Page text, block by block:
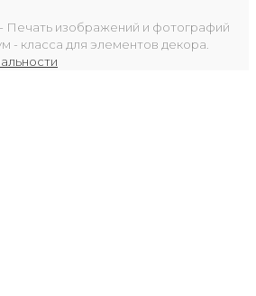
Печать изображений и фотографий
- класса для элементов декора.